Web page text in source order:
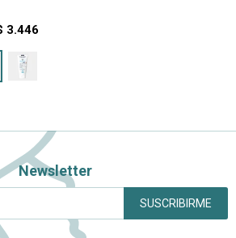
3.446
Newsletter
SUSCRIBIRME